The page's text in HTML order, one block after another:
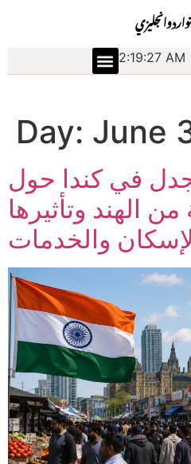
انجليزياردو
2:19:27
Day: June
في كندا حول
الهند وتأثيرها
والخدمات